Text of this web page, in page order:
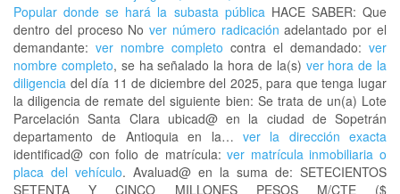
Popular donde se hará la subasta públicaHACE SABER: Que
dentro del proceso Nover número radicación adelantado por el
demandante: ver nombre completo contra el demandado: ver
nombre completo, se ha señalado la hora de la(s) ver hora de la
diligencia del día 11 de diciembre del 2025, para que tenga lugar
la diligencia de remate del siguiente bien: Se trata de un(a) Lote
Parcelación Santa Clara ubicad@ en la ciudad de Sopetrán
departamento de Antioquia en la… ver la dirección exacta
identificad@ con folio de matrícula:ver matrícula inmobiliaria o
placa del vehículo. Avaluad@ en la suma de: SETECIENTOS
SETENTA Y CINCO MILLONES PESOS M/CTE ($